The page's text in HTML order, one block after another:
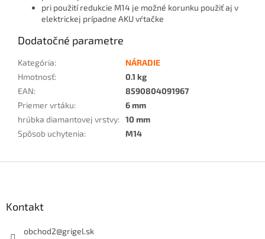
pri použití redukcie M14 je možné korunku použiť aj v
elektrickej prípadne AKU vŕtačke
Dodatočné parametre
Kategória:
NÁRADIE
Hmotnosť:
0.1 kg
EAN:
8590804091967
Priemer vrtáku:
6 mm
hrúbka diamantovej vrstvy: 10 mm
Spôsob uchytenia: M14
Kontakt
obchod2@grigel.sk